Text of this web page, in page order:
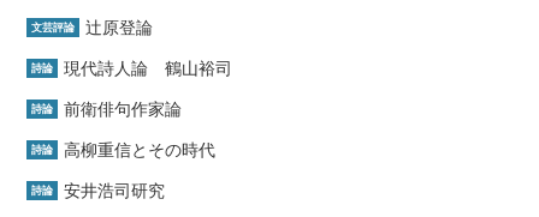
文芸評論 辻原登論
詩論 現代詩人論 鶴山裕司
詩論 前衛俳句作家論
詩論 高柳重信とその時代
詩論 安井浩司研究